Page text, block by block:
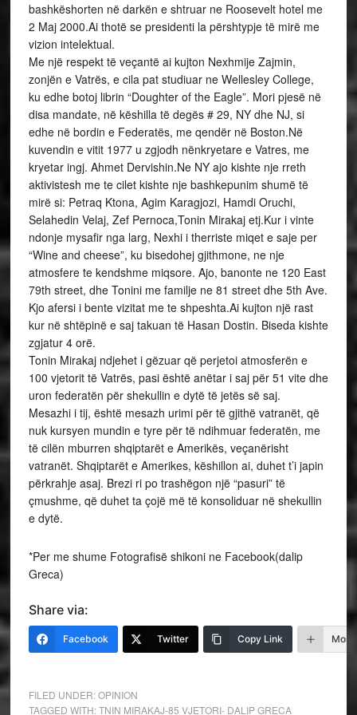
bashkëshorten në darkën e shtruar ne Roosevelt hotel me
2 Maj 2000.Ai thotë se presidenti la përshtypje të mirë me
vizion intelektual.
Me një respekt të veçantë ai kujton Nexhmije Zajmin,
zonjën e Vatrës, e cila pat studiuar ne Wellesley College,
ku edhe botoj librin “Doughter of the Eagle”. Mori pjesë në
disa mandate, në këshilla të degës # 29, NY dhe NJ, si
edhe në bordin e Federatës, me qendër në Boston.Në
kuvendin e vitit 1977 u zgjodh nënkryetare e Vatres, me
kryetar ingj. Ahmet Dervishin.Ne NY ajo kishte nje rreth
aktivistesh me te cilet kishte nje bashkepunim shumë të
mirë si: Petraq Ktona, Agim Karagjozi, Hamdi Oruchi,
Selahedin Velaj, Zef Pernoca,Tonin Mirakaj etj.Kur i vinte
ndonje mysafir nga larg, Nexhi i therriste miqet e saje per
“Wine and cheese”, ku bisedohej gjithmone, ne nje
atmosfere te kendshme miqsore. Ajo, banonte ne 120 East
79th street, dhe Tonini me familje ne 81 street dhe 5th Ave.
Kjo afersi i bente vizitat me te shpeshta.Ai kujton një rast
kur në shtëpinë e saj takuan të Hasan Dostin. Biseda kishte
zgjatur 4 orë.
Tonin Mirakaj ndjehet i gëzuar që perjetoi atmosferën e
100 vjetorit të Vatrës, pasi është anëtar i saj për 51 vite dhe
uron federatën për shekullin e dytë të jetës së saj.
Mesazhi i tij, është mesazh urimi për të gjithë vatranët, që
nuk kursyen mundin e tyre për të ndihmuar federatën, me
të cilën mburren shqiptarët e Amerikës, veçanërisht
vatranët. Shqiptarët e Amerikes, këshillon ai, duhet t’i japin
përkrahje asaj. Brezi ri po trashëgon një “pasuri” të
çmushme, që duhet ta çojë më të konsoliduar në shekullin
e dytë.
*Per me shume Fotografisë shikoni ne Facebook(dalip
Greca)
Share via:
Facebook Twitter Copy Link More
FILED UNDER:OPINION
TAGGED WITH:TNIN MIRAKAJ-85 VJETORI- DALIP GRECA